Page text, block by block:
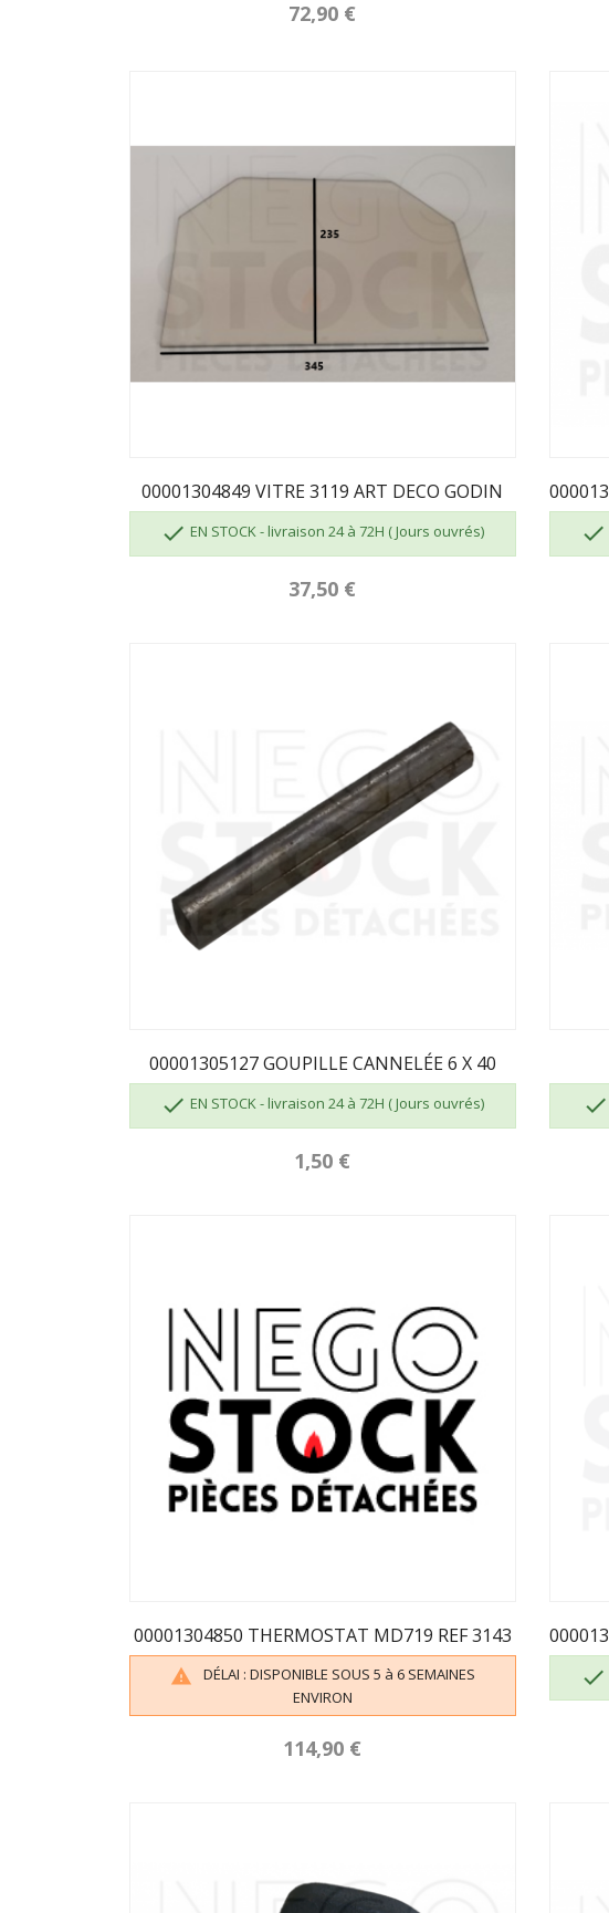
72,90 €
00001304849 VITRE 3119 ART DECO GODIN
 EN STOCK - livraison 24 à 72H ( Jours ouvrés)
37,50 €

00001305127 GOUPILLE CANNELÉE 6 X 40
 EN STOCK - livraison 24 à 72H ( Jours ouvrés)
1,50 €

00001304850 THERMOSTAT MD719 REF 3143

DÉLAI : DISPONIBLE SOUS 5 à 6 SEMAINES
ENVIRON
114,90 €
